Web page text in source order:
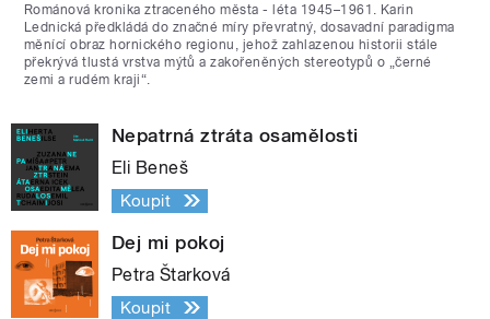
Románová kronika ztraceného města - léta 1945–1961. Karin
Lednická předkládá do značné míry převratný, dosavadní paradigma
měnící obraz hornického regionu, jehož zahlazenou historii stále
překrývá tlustá vrstva mýtů a zakořeněných stereotypů o „černé
zemi a rudém kraji“.
Nepatrná ztráta osamělosti
Eli Beneš
Koupit
Dej mi pokoj
Petra Štarková
Koupit